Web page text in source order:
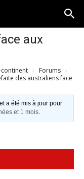
aux
continent › Forums ›
des australiens face
a été mis à jour pour
et 1 mois.